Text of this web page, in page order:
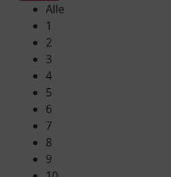
Alle
1
2
3
4
5
6
7
8
9